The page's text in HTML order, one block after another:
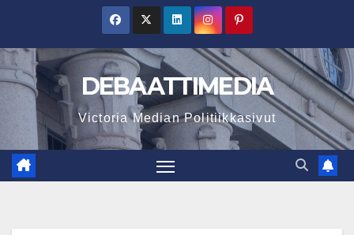
content
DEBAATTIMEDIA
Victoria Median Politiikkasivut